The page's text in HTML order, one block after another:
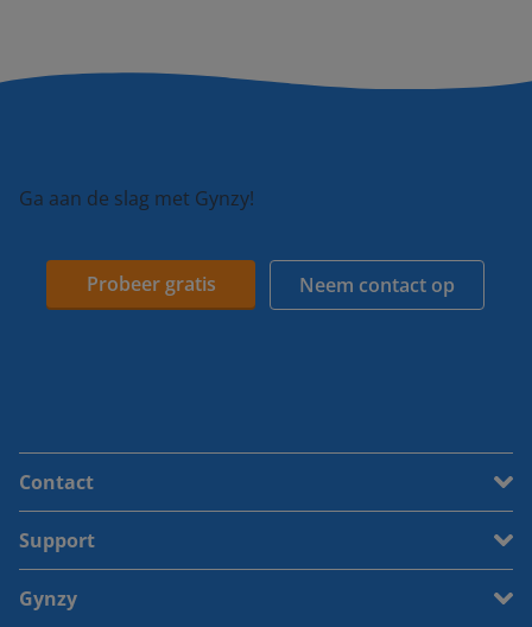
Ga aan de slag met Gynzy!
Probeer gratis Neem contact op
Contact
Support
Gynzy